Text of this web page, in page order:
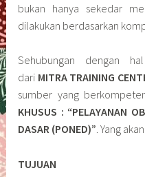
bukan hanya sekedar
dilakukan berdasarkan
Sehubungan dengan
dari MITRA TRAINING
sumber yang
KHUSUS : “PELAYANAN
DASAR (PONED)”. Yang
TUJUAN